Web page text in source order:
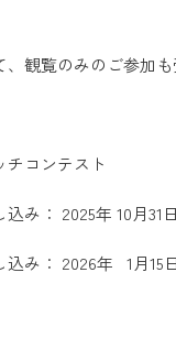
、観覧のみのご参加
チコンテスト
み： 2025年 10月31
込み： 2026年 1月15